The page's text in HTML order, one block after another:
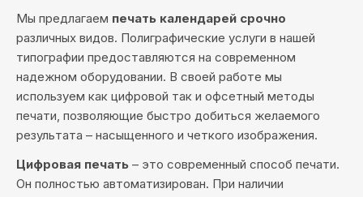
Мы предлагаем печать календарей срочно
различных видов. Полиграфические услуги в нашей
типографии предоставляются на современном
надежном оборудовании. В своей работе мы
используем как цифровой так и офсетный методы
печати, позволяющие быстро добиться желаемого
результата – насыщенного и четкого изображения.
Цифровая печать – это современный способ печати.
Он полностью автоматизирован. При наличии